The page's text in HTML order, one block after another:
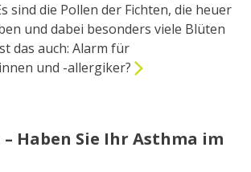
sind die Pollen der Fichten, die heuer
und dabei besonders viele Blüten
das auch: Alarm für
und -allergiker?
Haben Sie Ihr Asthma im